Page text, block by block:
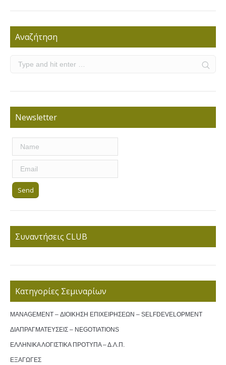
Αναζήτηση
Newsletter
Συναντήσεις CLUB
Κατηγορίες Σεμιναρίων
MANAGEMENT – ΔΙΟΙΚΗΣΗ ΕΠΙΧΕΙΡΗΣΕΩΝ – SELFDEVELOPMENT
ΔΙΑΠΡΑΓΜΑΤΕΥΣΕΙΣ – NEGOTIATIONS
ΕΛΛΗΝΙΚΑ ΛΟΓΙΣΤΙΚΑ ΠΡΟΤΥΠΑ – Δ.Λ.Π.
ΕΞΑΓΩΓΕΣ